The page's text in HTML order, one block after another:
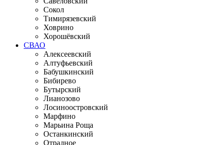
Сокол
Тимирязевский
Ховрино
Хорошёвский
СВАО
Алексеевский
Алтуфьевский
Бабушкинский
Бибирево
Бутырский
Лианозово
Лосиноостровский
Марфино
Марьина Роща
Останкинский
Отрадное